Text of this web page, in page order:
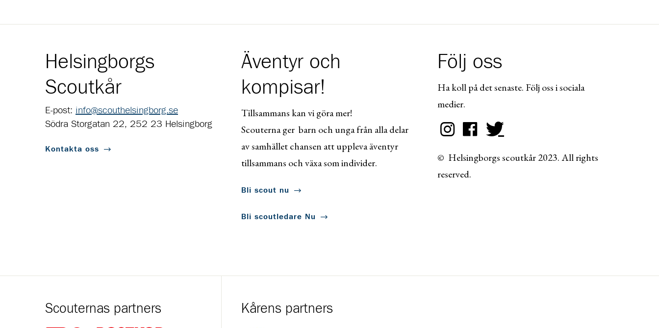
Helsingborgs
Scoutkår
E-post: info@scouthelsingborg.se
Södra Storgatan 22, 252 23 Helsingborg
Kontakta oss
Äventyr och
kompisar!
Tillsammans kan vi göra mer!
Scouterna ger barn och unga från alla delar
av samhället chansen att uppleva äventyr
tillsammans och växa som individer.
Bli scout nu
Bli scoutledare Nu
Följ oss
Ha koll på det senaste. Följ oss i sociala
medier.
© Helsingborgs scoutkår 2023. All rights
reserved.
Scouternas partners Kårens partners